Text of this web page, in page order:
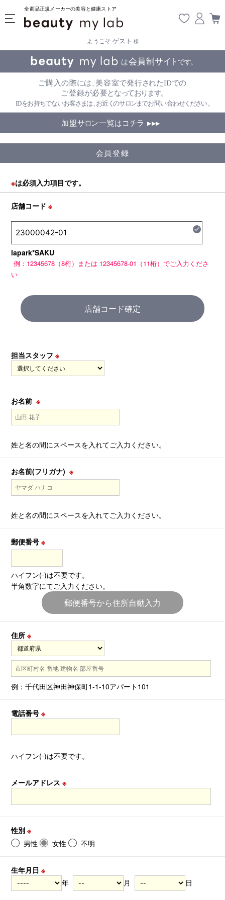
全商品正規メーカーの美容と健康ストア
ようこそ ゲスト 様
会員登録
※は必須入力項目です。
店舗コード※
lapark*SAKU
店舗コード確定
担当スタッフ※
お名前※
姓と名の間にスペースを入れてご入力ください。
お名前(フリガナ)※
姓と名の間にスペースを入れてご入力ください。
郵便番号※
ハイフン(-)は不要です。
半角数字にてご入力ください。
郵便番号から住所自動入力
住所※
例：千代田区神田神保町1-1-10アパート101
電話番号※
ハイフン(-)は不要です。
メールアドレス※
性別※
男性
女性 不明
生年月日※
年
月 日
check